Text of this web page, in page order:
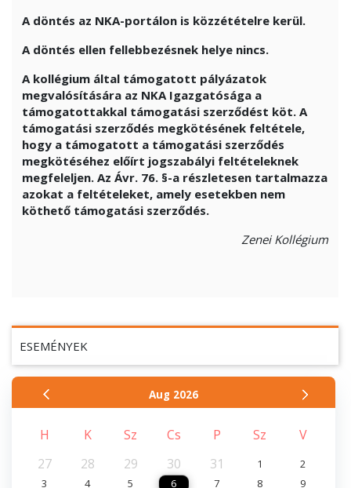
ESEMÉNYEK
Aug 2026
H K Sz Cs P Sz
V
27
28 29 30 31 1
2
3
4 5 6 7 8
9
A döntés az NKA-portálon is közzétételre kerül.
A döntés ellen fellebbezésnek helye nincs.
A kollégium által támogatott pályázatok
megvalósítására az NKA Igazgatósága a
támogatottakkal támogatási szerződést köt. A
támogatási szerződés megkötésének feltétele,
hogy a támogatott a támogatási szerződés
megkötéséhez előírt jogszabályi feltételeknek
megfeleljen. Az Ávr. 76. §-a részletesen tartalmazza
azokat a feltételeket, amely esetekben nem
köthető támogatási szerződés.
Zenei Kollégium